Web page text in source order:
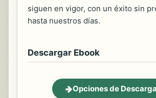
siguen en vigor, con un éxito sin
hasta nuestros días.
Descargar Ebook
Opciones de Descarga